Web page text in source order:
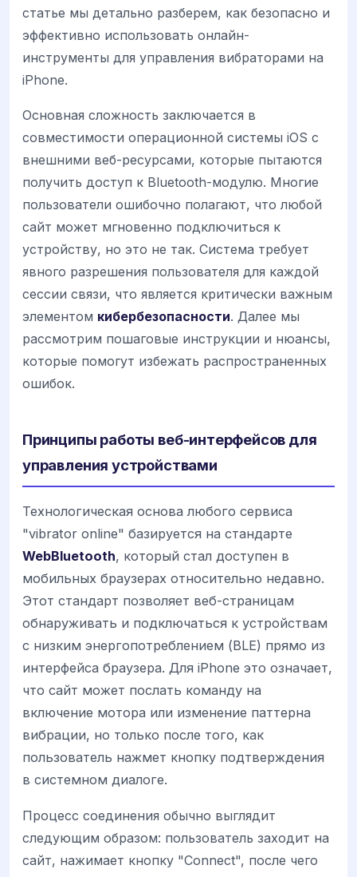
статье мы детально разберем, как безопасно и
эффективно использовать онлайн-
инструменты для управления вибраторами на
iPhone.
Основная сложность заключается в
совместимости операционной системы iOS с
внешними веб-ресурсами, которые пытаются
получить доступ к Bluetooth-модулю. Многие
пользователи ошибочно полагают, что любой
сайт может мгновенно подключиться к
устройству, но это не так. Система требует
явного разрешения пользователя для каждой
сессии связи, что является критически важным
элементом кибербезопасности. Далее мы
рассмотрим пошаговые инструкции и нюансы,
которые помогут избежать распространенных
ошибок.
Принципы работы веб-интерфейсов для
управления устройствами
Технологическая основа любого сервиса
"vibrator online" базируется на стандарте
WebBluetooth, который стал доступен в
мобильных браузерах относительно недавно.
Этот стандарт позволяет веб-страницам
обнаруживать и подключаться к устройствам
с низким энергопотреблением (BLE) прямо из
интерфейса браузера. Для iPhone это означает,
что сайт может послать команду на
включение мотора или изменение паттерна
вибрации, но только после того, как
пользователь нажмет кнопку подтверждения
в системном диалоге.
Процесс соединения обычно выглядит
следующим образом: пользователь заходит на
сайт, нажимает кнопку "Connect", после чего